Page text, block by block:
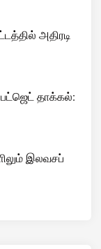
அதிரடி
தாக்கல்:
இலவசப்